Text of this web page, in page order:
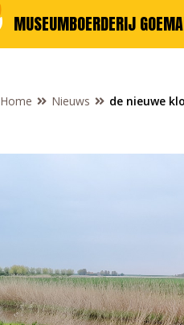
MUSEUMBOERDERIJ
Home Nieuws de nieuwe